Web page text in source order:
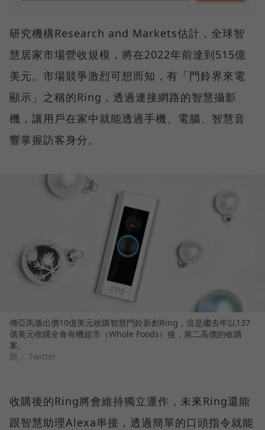
研究機構Research and Markets估計，全球智
慧居家市場營收規模，將在2022年前達到515億
美元。市場競爭激烈可想而知，有「門鈴界來電
顯示」之稱的Ring，透過連接網路的智慧攝影
機，讓用戶在家中就能透過手機、電腦、智慧音
響掌握訪客身分。
傳亞馬遜出價10億美元收購智慧門鈴新創Ring，這是繼去年以137
億美元收購全食有機超市（Whole Foods）後，第二高價的收購
案。
圖／ Twitter
收購後的Ring將會維持獨立運作，未來Ring還能
跟智慧助理Alexa串接，透過簡單的口頭指令就能